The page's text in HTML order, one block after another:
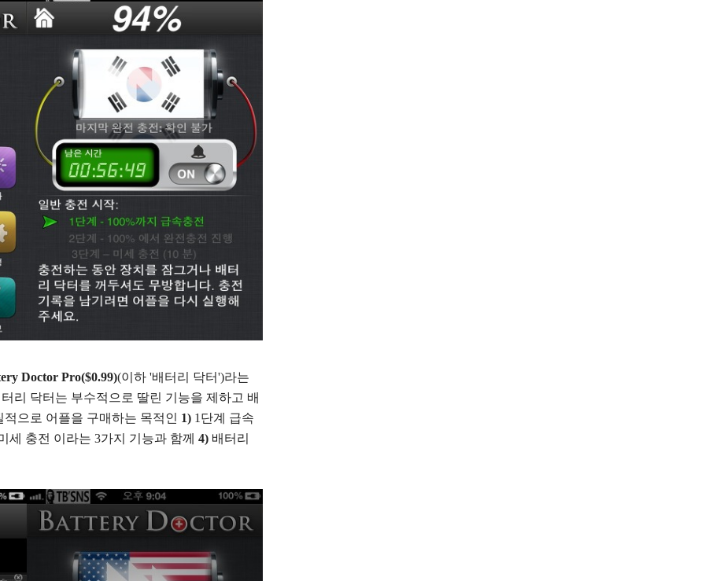
Doctor Pro($0.99)(이하 '배터리 닥터')라는
리 닥터는 부수적으로 딸린 기능을 제하고 배
으로 어플을 구매하는 목적인 1) 1단계 급속
세 충전 이라는 3가지 기능과 함께 4) 배터리